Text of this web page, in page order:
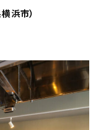
浜市）